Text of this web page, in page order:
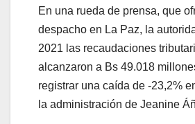
En una rueda de prensa, que
despacho en La Paz, la
2021 las recaudaciones
alcanzaron a Bs 49.018
registrar una caída de -23,2%
la administración de Jeanine